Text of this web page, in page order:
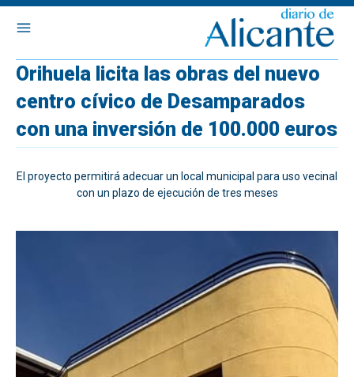
Orihuela licita las obras del nuevo
centro cívico de Desamparados
con una inversión de 100.000 euros
El proyecto permitirá adecuar un local municipal para uso vecinal
con un plazo de ejecución de tres meses